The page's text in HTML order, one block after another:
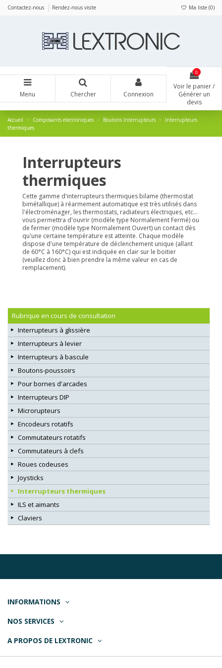
Contactez-nous Rendez-nous visite Ma liste (0)
Menu Chercher Connexion
0
Voir le panier /
Générer un
devis
Accueil Composants electroniques Boutons Interrupteurs
Interrupteurs
thermiques
Interrupteurs
thermiques
Cette gamme d'interrupteurs thermiques bilame (thermostat
bimétallique) à réarmement automatique est très utilisés dans
l'électroménager, les thermostats, radiateurs électriques, etc...
vous permettra d'ouvrir (modèle type Normalement Fermé) ou
de fermer (modèle type Normalement Ouvert) un contact dès
qu'une certaine température est atteinte. Chaque modèle
dispose d'une température de déclenchement unique (allant
de 60°C à 160°C) qui est indiquée en clair sur le boitier
(veuillez donc à bien prendre la même valeur en cas de
remplacement).
Rubrique en cours de consultation
Interrupteurs à glissière
Interrupteurs à levier
Interrupteurs à bascule
Boutons-poussoirs
Pour bornes d'arcades
Interrupteurs DIP
Microrupteurs
Encodeurs rotatifs
Commutateurs rotatifs
Commutateurs à clefs
Roues codeuses
Joysticks
Interrupteurs thermiques
ILS et aimants
Claviers
INFORMATIONS
NOS SERVICES
A PROPOS DE LEXTRONIC
Panneau de gestion des cookies